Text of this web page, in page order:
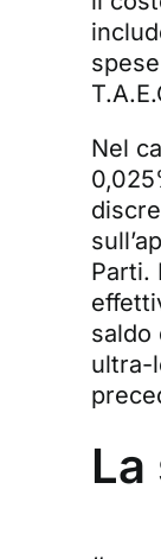
Nel
Parti.
saldo
ultra-